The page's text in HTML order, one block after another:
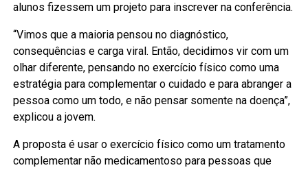
alunos fizessem um projeto para inscrever na conferência.
“Vimos que a maioria pensou no diagnóstico,
consequências e carga viral. Então, decidimos vir com um
olhar diferente, pensando no exercício físico como uma
estratégia para complementar o cuidado e para abranger a
pessoa como um todo, e não pensar somente na doença”,
explicou a jovem.
A proposta é usar o exercício físico como um tratamento
complementar não medicamentoso para pessoas que